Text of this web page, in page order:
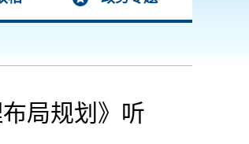
局规划》听